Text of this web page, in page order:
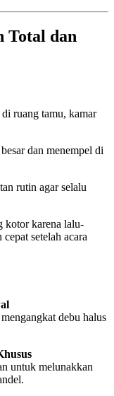
Total dan
ruang tamu, kamar
dan menempel di
rutin agar selalu
kotor karena lalu-
setelah acara
debu halus
untuk melunakkan